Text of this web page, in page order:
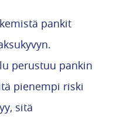
pankit
perustuu pankin
pienempi riski
sitä